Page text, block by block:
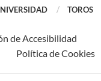
TOROS
de Accesibilidad
Política de Cookies